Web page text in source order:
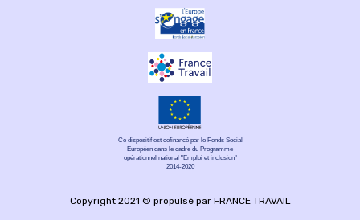
Ce dispositif est cofinancé par le Fonds Social
Européen dans le cadre du Programme
opérationnel national "Emploi et inclusion"
2014-2020
Copyright 2021 © propulsé par FRANCE TRAVAIL